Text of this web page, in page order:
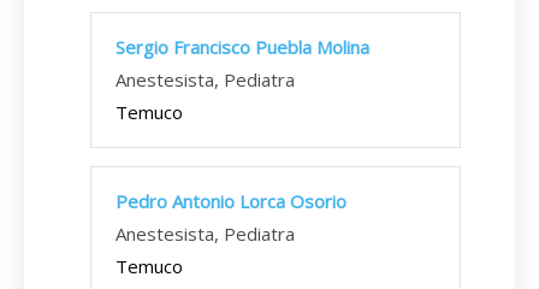
Sergio Francisco Puebla Molina
Anestesista, Pediatra
Temuco
Pedro Antonio Lorca Osorio
Anestesista, Pediatra
Temuco